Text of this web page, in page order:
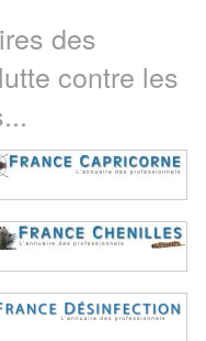
des
contre les